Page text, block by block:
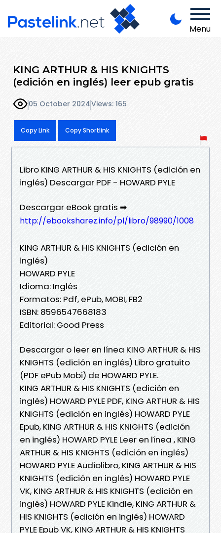
Menu
KING ARTHUR & HIS KNIGHTS
(edición en inglés) leer epub gratis
05 October 2024Views: 165
Copy Link Copy Shortlink
Libro KING ARTHUR & HIS KNIGHTS (edición en
inglés) Descargar PDF - HOWARD PYLE
Descargar eBook gratis ➡
http://ebooksharez.info/pl/libro/98990/1008
KING ARTHUR & HIS KNIGHTS (edición en
inglés)
HOWARD PYLE
Idioma: Inglés
Formatos: Pdf, ePub, MOBI, FB2
ISBN: 8596547668183
Editorial: Good Press
Descargar o leer en línea KING ARTHUR & HIS
KNIGHTS (edición en inglés) Libro gratuito
(PDF ePub Mobi) de HOWARD PYLE.
KING ARTHUR & HIS KNIGHTS (edición en
inglés) HOWARD PYLE PDF, KING ARTHUR & HIS
KNIGHTS (edición en inglés) HOWARD PYLE
Epub, KING ARTHUR & HIS KNIGHTS (edición
en inglés) HOWARD PYLE Leer en línea , KING
ARTHUR & HIS KNIGHTS (edición en inglés)
HOWARD PYLE Audiolibro, KING ARTHUR & HIS
KNIGHTS (edición en inglés) HOWARD PYLE
VK, KING ARTHUR & HIS KNIGHTS (edición en
inglés) HOWARD PYLE Kindle, KING ARTHUR &
HIS KNIGHTS (edición en inglés) HOWARD
PYLE Epub VK, KING ARTHUR & HIS KNIGHTS